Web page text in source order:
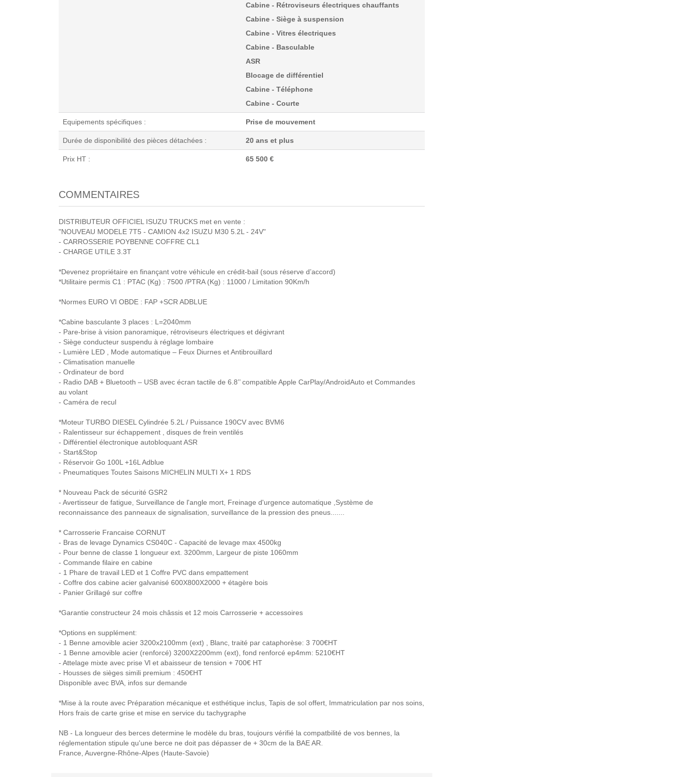
Cabine - Rétroviseurs électriques chauffants
Cabine - Siège à suspension
Cabine - Vitres électriques
Cabine - Basculable
ASR
Blocage de différentiel
Cabine - Téléphone
Cabine - Courte
Equipements spécifiques : Prise de mouvement
Durée de disponibilité des pièces détachées : 20 ans et plus
Prix HT : 65 500 €
COMMENTAIRES
DISTRIBUTEUR OFFICIEL ISUZU TRUCKS met en vente :
"NOUVEAU MODELE 7T5 - CAMION 4x2 ISUZU M30 5.2L - 24V"
- CARROSSERIE POYBENNE COFFRE CL1
- CHARGE UTILE 3.3T
*Devenez propriétaire en finançant votre véhicule en crédit-bail (sous réserve d’accord)
*Utilitaire permis C1 : PTAC (Kg) : 7500 /PTRA (Kg) : 11000 / Limitation 90Km/h
*Normes EURO VI OBDE : FAP +SCR ADBLUE
*Cabine basculante 3 places : L=2040mm
- Pare-brise à vision panoramique, rétroviseurs électriques et dégivrant
- Siège conducteur suspendu à réglage lombaire
- Lumière LED , Mode automatique – Feux Diurnes et Antibrouillard
- Climatisation manuelle
- Ordinateur de bord
- Radio DAB + Bluetooth – USB avec écran tactile de 6.8’’ compatible Apple CarPlay/AndroidAuto et Commandes
au volant
- Caméra de recul
*Moteur TURBO DIESEL Cylindrée 5.2L / Puissance 190CV avec BVM6
- Ralentisseur sur échappement , disques de frein ventilés
- Différentiel électronique autobloquant ASR
- Start&Stop
- Réservoir Go 100L +16L Adblue
- Pneumatiques Toutes Saisons MICHELIN MULTI X+ 1 RDS
* Nouveau Pack de sécurité GSR2
- Avertisseur de fatigue, Surveillance de l'angle mort, Freinage d'urgence automatique ,Système de
reconnaissance des panneaux de signalisation, surveillance de la pression des pneus.......
* Carrosserie Francaise CORNUT
- Bras de levage Dynamics CS040C - Capacité de levage max 4500kg
- Pour benne de classe 1 longueur ext. 3200mm, Largeur de piste 1060mm
- Commande filaire en cabine
- 1 Phare de travail LED et 1 Coffre PVC dans empattement
- Coffre dos cabine acier galvanisé 600X800X2000 + étagère bois
- Panier Grillagé sur coffre
*Garantie constructeur 24 mois châssis et 12 mois Carrosserie + accessoires
*Options en supplément:
- 1 Benne amovible acier 3200x2100mm (ext) , Blanc, traité par cataphorèse: 3 700€HT
- 1 Benne amovible acier (renforcé) 3200X2200mm (ext), fond renforcé ep4mm: 5210€HT
- Attelage mixte avec prise Vl et abaisseur de tension + 700€ HT
- Housses de sièges simili premium : 450€HT
Disponible avec BVA, infos sur demande
*Mise à la route avec Préparation mécanique et esthétique inclus, Tapis de sol offert, Immatriculation par nos soins,
Hors frais de carte grise et mise en service du tachygraphe
NB - La longueur des berces determine le modèle du bras, toujours vérifié la compatbilité de vos bennes, la
réglementation stipule qu'une berce ne doit pas dépasser de + 30cm de la BAE AR.
France, Auvergne-Rhône-Alpes (Haute-Savoie)